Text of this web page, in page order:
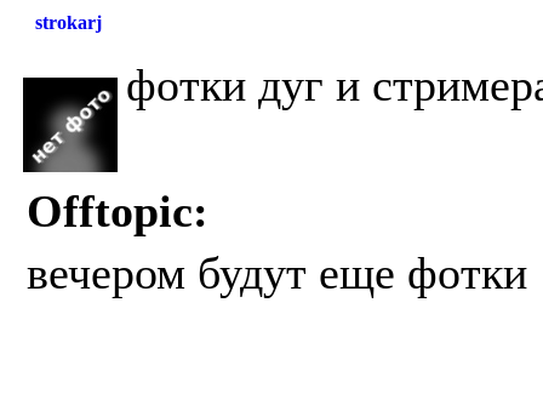
strokarj
фотки дуг и
Offtopic:
вечером будут еще фотки